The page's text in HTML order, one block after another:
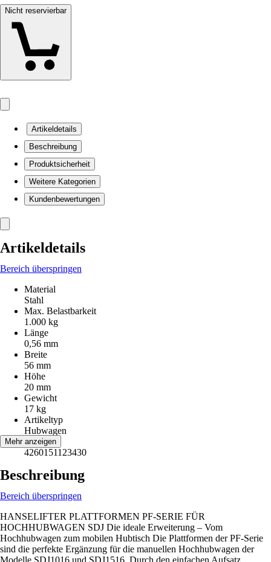
Nicht reservierbar
Artikeldetails
Beschreibung
Produktsicherheit
Weitere Kategorien
Kundenbewertungen
Artikeldetails
Bereich überspringen
Material
Stahl
Max. Belastbarkeit
1.000 kg
Länge
0,56 mm
Breite
56 mm
Höhe
20 mm
Gewicht
17 kg
Artikeltyp
Hubwagen
EAN
4260151123430
Mehr anzeigen
Beschreibung
Bereich überspringen
HANSELIFTER PLATTFORMEN PF-SERIE FÜR
HOCHHUBWAGEN SDJ Die ideale Erweiterung – Vom
Hochhubwagen zum mobilen Hubtisch Die Plattformen der PF-Serie
sind die perfekte Ergänzung für die manuellen Hochhubwagen der
Modelle SDJ1016 und SDJ1516. Durch den einfachen Aufsatz